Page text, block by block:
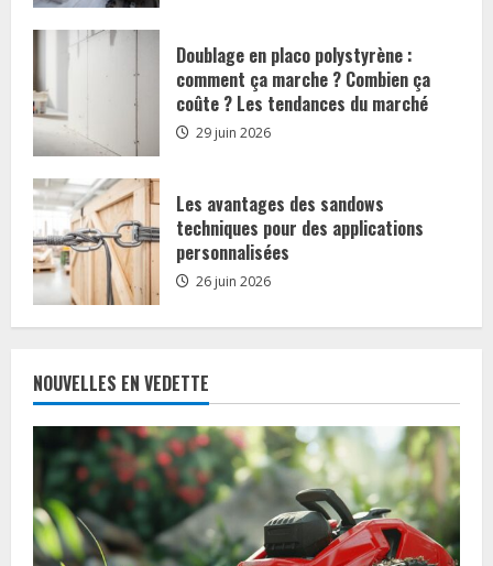
Doublage en placo polystyrène :
comment ça marche ? Combien ça
coûte ? Les tendances du marché
29 juin 2026
Les avantages des sandows
techniques pour des applications
personnalisées
26 juin 2026
NOUVELLES EN VEDETTE